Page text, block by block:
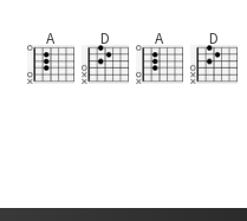
A D A D